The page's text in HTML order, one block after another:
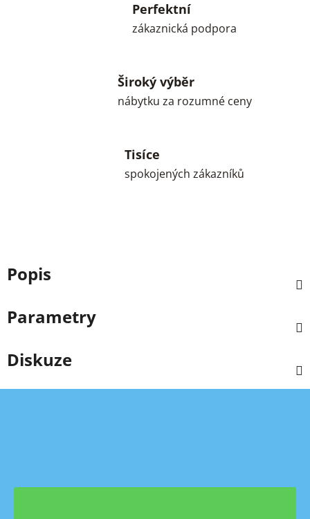
Perfektní
zákaznická podpora
Široký výběr
nábytku za rozumné ceny
Tisíce
spokojených zákazníků
Popis
Parametry
Diskuze
Z